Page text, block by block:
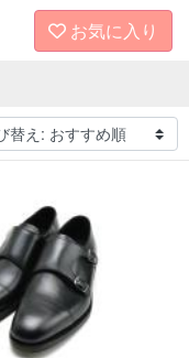
お気に入り